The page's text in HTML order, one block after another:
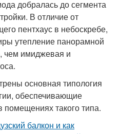
добралась до сегмента
В отличие от
пентхаус в небоскребе,
утепление панорамной
чем имиджевая и
основная типология
обеспечивающие
такого типа.